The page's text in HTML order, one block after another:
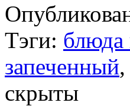
Тэги: блюда
запеченный,
скрыты